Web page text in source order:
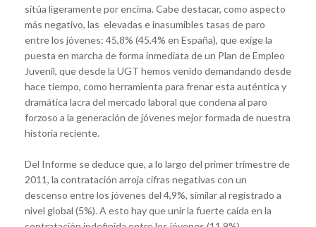
sitúa ligeramente por encima. Cabe destacar, como aspecto
más negativo, las elevadas e inasumibles tasas de paro
entre los jóvenes: 45,8% (45,4% en España), que exige la
puesta en marcha de forma inmediata de un Plan de Empleo
Juvenil, que desde la UGT hemos venido demandando desde
hace tiempo, como herramienta para frenar esta auténtica y
dramática lacra del mercado laboral que condena al paro
forzoso a la generación de jóvenes mejor formada de nuestra
historia reciente.
Del Informe se deduce que, a lo largo del primer trimestre de
2011, la contratación arroja cifras negativas con un
descenso entre los jóvenes del 4,9%, similar al registrado a
nivel global (5%). A esto hay que unir la fuerte caída en la